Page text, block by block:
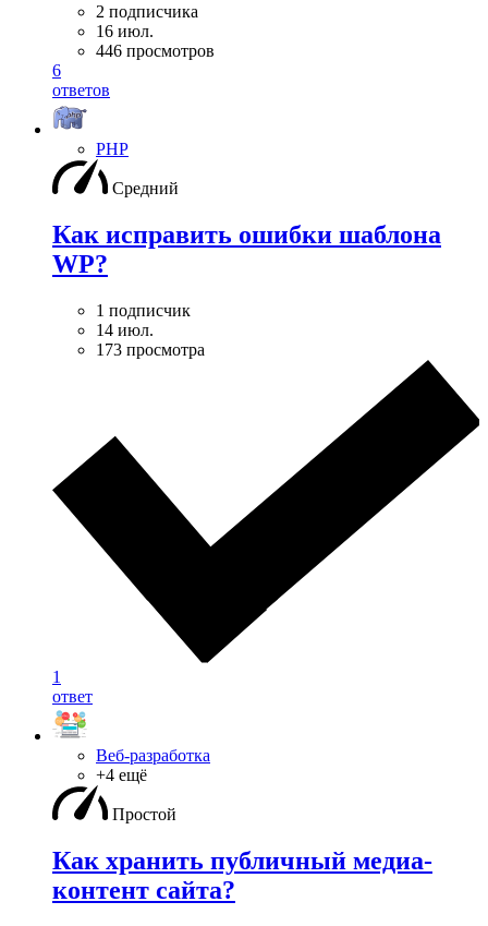
2 подписчика
16 июл.
446 просмотров
6
ответов
PHP
Средний
Как исправить ошибки шаблона
WP?
1 подписчик
14 июл.
173 просмотра
1
ответ
Веб-разработка
+4 ещё
Простой
Как хранить публичный медиа-
контент сайта?